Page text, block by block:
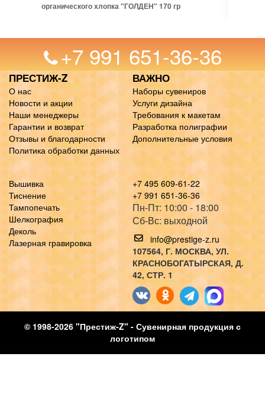
органического хлопка "ГОЛДЕН" 170 гр
+7 991 651-36-36
ПРЕСТИЖ-Z
О нас
Новости и акции
Наши менеджеры
Гарантии и возврат
Отзывы и благодарности
Политика обработки данных
ВАЖНО
Наборы сувениров
Услуги дизайна
Требования к макетам
Разработка полиграфии
Дополнительные условия
Вышивка
Тиснение
Тампопечать
Шелкография
Деколь
Лазерная гравировка
+7 495 609-61-22
+7 991 651-36-36
Пн-Пт: 10:00 - 18:00
Сб-Вс: выходной
info@prestige-z.ru
107564, Г. МОСКВА, УЛ.
КРАСНОБОГАТЫРСКАЯ, Д.
42, СТР. 1
© 1998-2026 "Престиж-Z" - Сувенирная продукция с
логотипом